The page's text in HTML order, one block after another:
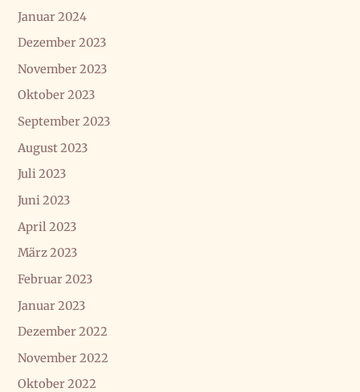
Januar 2024
Dezember 2023
November 2023
Oktober 2023
September 2023
August 2023
Juli 2023
Juni 2023
April 2023
März 2023
Februar 2023
Januar 2023
Dezember 2022
November 2022
Oktober 2022